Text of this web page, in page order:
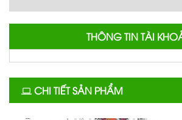
THÔNG TIN TÀI
CHI TIẾT SẢN PHẨM